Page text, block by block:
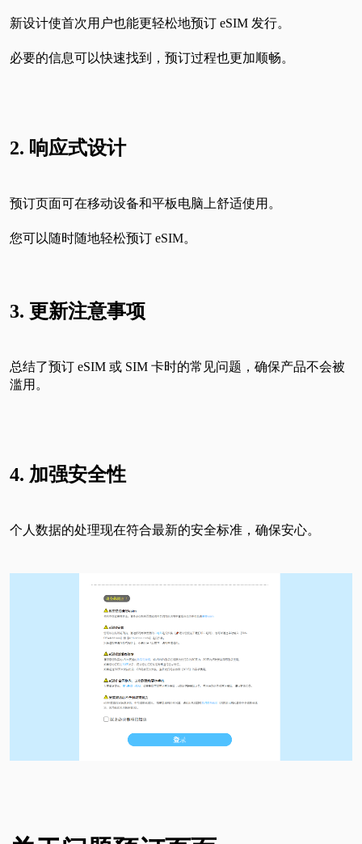
新设计使首次用户也能更轻松地预订 eSIM 发行。
必要的信息可以快速找到，预订过程也更加顺畅。
2. 响应式设计
预订页面可在移动设备和平板电脑上舒适使用。
您可以随时随地轻松预订 eSIM。
3. 更新注意事项
总结了预订 eSIM 或 SIM 卡时的常见问题，确保产品不会被
滥用。
4. 加强安全性
个人数据的处理现在符合最新的安全标准，确保安心。